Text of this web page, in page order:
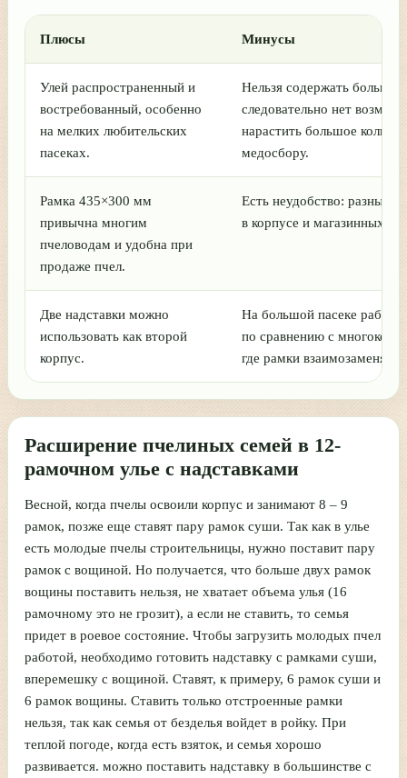
Плюсы Минусы
Улей распространенный и
востребованный, особенно
на мелких любительских
пасеках.
Нельзя содержать
следовательно нет
нарастить большое
медосбору.
Рамка 435×300 мм
привычна многим
пчеловодам и удобна при
продаже пчел.
Есть неудобство: разный
в корпусе и магазинных
Две надставки можно
использовать как второй
корпус.
На большой пасеке работа
по сравнению с
где рамки
Расширение пчелиных семей в 12-
рамочном улье с надставками
Весной, когда пчелы освоили корпус и занимают 8 – 9
рамок, позже еще ставят пару рамок суши. Так как в улье
есть молодые пчелы строительницы, нужно поставит пару
рамок с вощиной. Но получается, что больше двух рамок
вощины поставить нельзя, не хватает объема улья (16
рамочному это не грозит), а если не ставить, то семья
придет в роевое состояние. Чтобы загрузить молодых пчел
работой, необходимо готовить надставку с рамками суши,
вперемешку с вощиной. Ставят, к примеру, 6 рамок суши и
6 рамок вощины. Ставить только отстроенные рамки
нельзя, так как семья от безделья войдет в ройку. При
теплой погоде, когда есть взяток, и семья хорошо
развивается. можно поставить надставку в большинстве с